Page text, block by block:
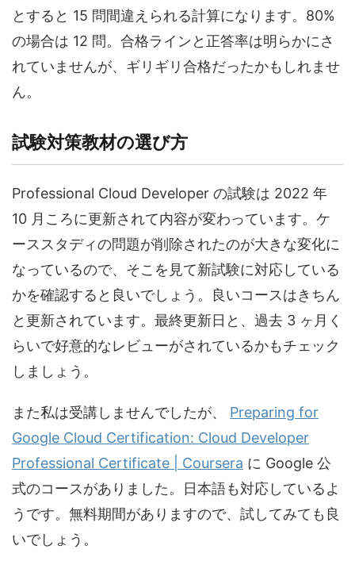
とすると 15 問間違えられる計算になります。80%
の場合は 12 問。合格ラインと正答率は明らかにさ
れていませんが、ギリギリ合格だったかもしれませ
ん。
試験対策教材の選び方
Professional Cloud Developer の試験は 2022 年
10 月ころに更新されて内容が変わっています。ケ
ーススタディの問題が削除されたのが大きな変化に
なっているので、そこを見て新試験に対応している
かを確認すると良いでしょう。良いコースはきちん
と更新されています。最終更新日と、過去 3 ヶ月く
らいで好意的なレビューがされているかもチェック
しましょう。
また私は受講しませんでしたが、 Preparing for
Google Cloud Certification: Cloud Developer
Professional Certificate | Coursera に Google 公
式のコースがありました。日本語も対応しているよ
うです。無料期間がありますので、試してみても良
いでしょう。